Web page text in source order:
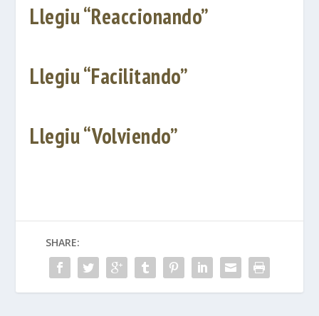
Llegiu “Reaccionando”
Llegiu “Facilitando”
Llegiu “Volviendo”
SHARE: